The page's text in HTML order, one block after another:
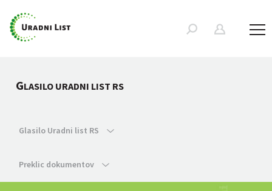
GLASILO URADNI LIST RS
Glasilo Uradni list RS
Preklic dokumentov